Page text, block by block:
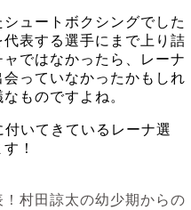
ュートボクシングでした
表する選手にまで上り詰
ではなかったら、レーナ
っていなかったかもしれ
ものですよね。
いてきているレーナ選
！
！村田諒太の幼少期からの